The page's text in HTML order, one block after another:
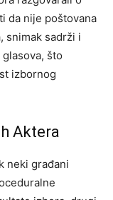
da nije poštovana
snimak sadrži i
što
izbornog
Aktera
neki građani